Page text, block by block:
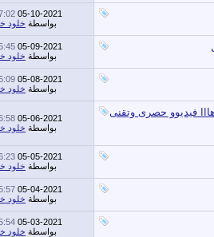
05-10-2021
AM
بواسطة خلود
05-09-2021
AM
بواسطة خلود
05-08-2021
AM
بواسطة خلود
فيديوو حصرى وتقنى 05-06-2021
AM
بواسطة خلود
05-05-2021
AM
بواسطة خلود
05-04-2021
AM
بواسطة خلود
05-03-2021
AM
بواسطة خلود